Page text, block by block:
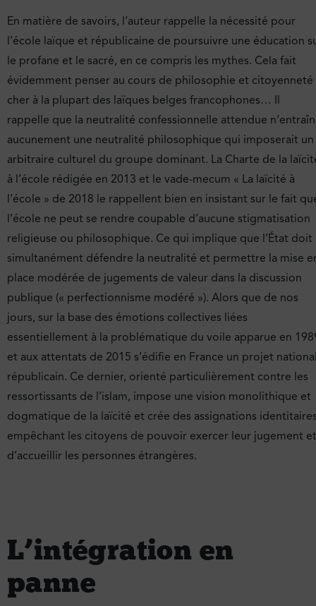
En matière de savoirs, l’auteur rappelle la nécessité pour
l’école laïque et républicaine de poursuivre une éducation
le profane et le sacré, en ce compris les mythes. Cela fait
évidemment penser au cours de philosophie et citoyenneté
cher à la plupart des laïques belges francophones… Il
rappelle que la neutralité confessionnelle attendue
aucunement une neutralité philosophique qui imposerait un
arbitraire culturel du groupe dominant. La Charte de la
à l’école rédigée en 2013 et le vade-mecum « La laïcité à
l’école » de 2018 le rappellent bien en insistant sur le fait
l’école ne peut se rendre coupable d’aucune stigmatisation
religieuse ou philosophique. Ce qui implique que l’État doit
simultanément défendre la neutralité et permettre la mise
place modérée de jugements de valeur dans la discussion
publique (« perfectionnisme modéré »). Alors que de nos
jours, sur la base des émotions collectives liées
essentiellement à la problématique du voile apparue en
et aux attentats de 2015 s’édifie en France un projet
républicain. Ce dernier, orienté particulièrement contre les
ressortissants de l’islam, impose une vision monolithique et
dogmatique de la laïcité et crée des assignations
empêchant les citoyens de pouvoir exercer leur jugement et
d’accueillir les personnes étrangères.
L’intégration en
panne